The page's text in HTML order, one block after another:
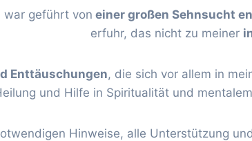
war geführt von einer großen Sehnsucht
erfuhr, das nicht zu meiner
Enttäuschungen, die sich vor allem in
und Hilfe in Spiritualität und
Hinweise, alle Unterstützung